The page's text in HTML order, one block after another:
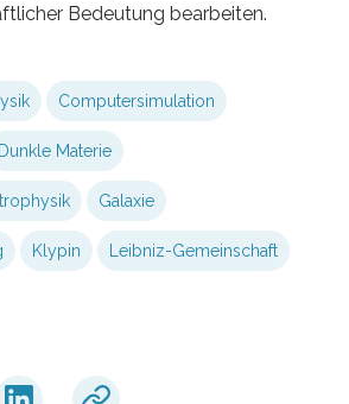
Bedeutung bearbeiten.
Computersimulation
Dunkle Materie
Galaxie
Klypin Leibniz-Gemeinschaft